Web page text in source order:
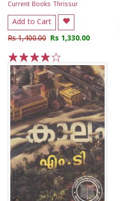
Current Books Thrissur
Add to Cart
Rs 1,400.00 Rs 1,330.00
5
4
3
2
1